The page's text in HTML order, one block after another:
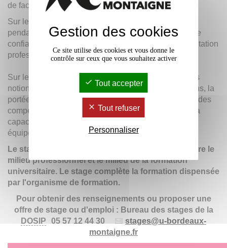
de faciliter son insertion au sein de la profession.
Sur le plan personnel, l'étudiant acquiert très souvent
pendant cette période de pratique professionnelle une
confiance en lui et cela l'aide à faire des choix d'orientation
professionnelle.
Sur le plan professionnel, le stagiaire valide certaines
notions acquises ; il en saisit alors très souvent le sens, la
portée et les limites. L'étudiant développe également des
compétences transversales et transférables comme la
capacité d'écoute, de communication et de travail en
équipe.
Le stage facilite l'échange des connaissances entre le
milieu professionnel et le milieu de la formation
universitaire. Le stage complète la formation dispensée
par l'organisme de formation.
Pour obtenir des renseignements ou proposer une
offre de stage ou d'emploi : Bureau des stages de la
DOSIP
05 57 12 44 30 stages@u-bordeaux-
montaigne.fr
Gestion des cookies
Ce site utilise des cookies et vous donne le
contrôle sur ceux que vous souhaitez activer
Tout accepter
Tout refuser
Personnaliser